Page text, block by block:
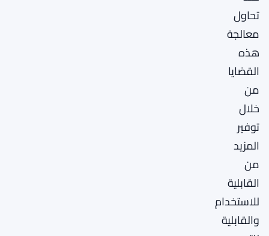
تحاول
معالجة
هذه
القضايا
من
خلال
توفير
المزيد
من
القابلية
للاستخدام
والقابلية